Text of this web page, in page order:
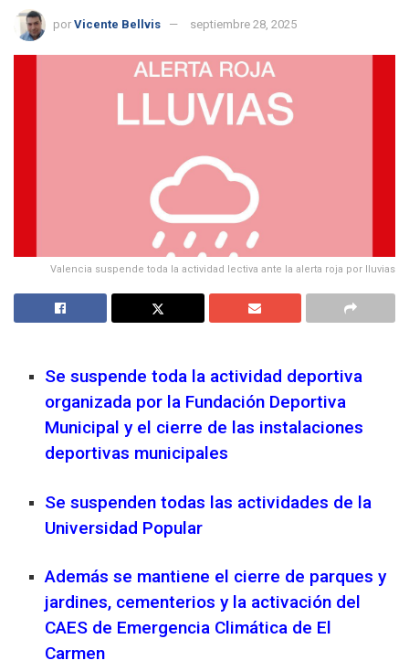
por Vicente Bellvis septiembre 28, 2025
Valencia suspende toda la actividad lectiva ante la alerta roja por lluvias
Se suspende toda la actividad deportiva
organizada por la Fundación Deportiva
Municipal y el cierre de las instalaciones
deportivas municipales
Se suspenden todas las actividades de la
Universidad Popular
Además se mantiene el cierre de parques y
jardines, cementerios y la activación del
CAES de Emergencia Climática de El
Carmen